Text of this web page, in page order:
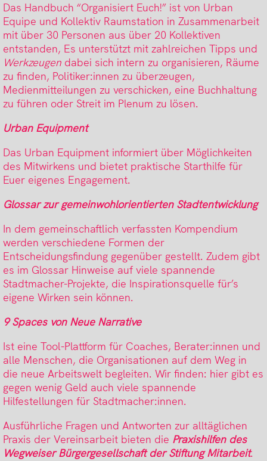
Das Handbuch “Organisiert Euch!” ist von Urban
Equipe und Kollektiv Raumstation in Zusammenarbeit
mit über 30 Personen aus über 20 Kollektiven
entstanden, Es unterstützt mit zahlreichen Tipps und
Werkzeugen dabei sich intern zu organisieren, Räume
zu finden, Politiker:innen zu überzeugen,
Medienmitteilungen zu verschicken, eine Buchhaltung
zu führen oder Streit im Plenum zu lösen.
Urban Equipment
Das Urban Equipment informiert über Möglichkeiten
des Mitwirkens und bietet praktische Starthilfe für
Euer eigenes Engagement.
Glossar zur gemeinwohlorientierten Stadtentwicklung
In dem gemeinschaftlich verfassten Kompendium
werden verschiedene Formen der
Entscheidungsfindung gegenüber gestellt. Zudem gibt
es im Glossar Hinweise auf viele spannende
Stadtmacher-Projekte, die Inspirationsquelle für’s
eigene Wirken sein können.
9 Spaces von Neue Narrative
Ist eine Tool-Plattform für Coaches, Berater:innen und
alle Menschen, die Organisationen auf dem Weg in
die neue Arbeitswelt begleiten. Wir finden: hier gibt es
gegen wenig Geld auch viele spannende
Hilfestellungen für Stadtmacher:innen.
Ausführliche Fragen und Antworten zur alltäglichen
Praxis der Vereinsarbeit bieten die Praxishilfen des
Wegweiser Bürgergesellschaft der Stiftung Mitarbeit.